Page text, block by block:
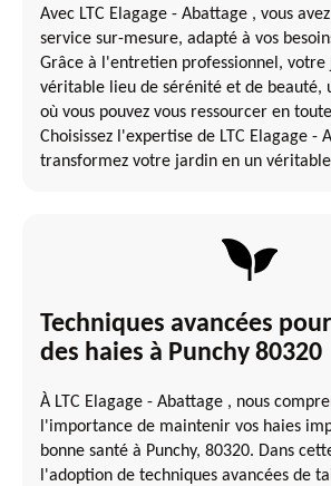
Avec LTC Elagage - Abattage , vous
service sur-mesure, adapté à vos
Grâce à l'entretien professionnel,
véritable lieu de sérénité et de beauté,
où vous pouvez vous ressourcer en
Choisissez l'expertise de LTC Elagage -
transformez votre jardin en un
Techniques avancées
des haies à Punchy 80320
À LTC Elagage - Abattage , nous
l'importance de maintenir vos haies
bonne santé à Punchy, 80320. Dans
l'adoption de techniques avancées de